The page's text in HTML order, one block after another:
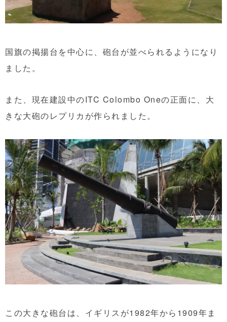
国旗の掲揚台を中心に、砲台が並べられるようになり
ました。
また、現在建設中のITC Colombo Oneの正面に、大
きな大砲のレプリカが作られました。
この大きな砲台は、イギリスが1982年から1909年ま